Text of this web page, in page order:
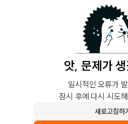
앗, 문제가
일시적인 오류가
잠시 후에 다시 시도
새로고침하